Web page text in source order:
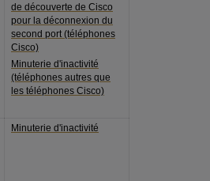
de découverte de Cisco
pour la déconnexion du
second port (téléphones
Cisco)
Minuterie d'inactivité
(téléphones autres que
les téléphones Cisco)
Minuterie d'inactivité